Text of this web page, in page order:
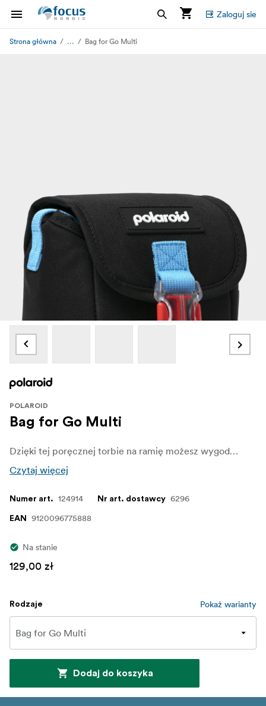
Zaloguj sie
Strona główna ... Bag for Go Multi
POLAROID
Bag for Go Multi
Dzięki tej poręcznej torbie na ramię możesz wygodnie zabrać swój aparat Polaroid Go wszędzie.
Czytaj więcej
Numer art. 124914 Nr art. dostawcy 6296
EAN 9120096775888
Na stanie
129,00 zł
Rodzaje Pokaż warianty
Dodaj do koszyka